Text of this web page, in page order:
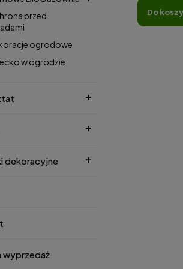
przed
ogrodowe
w ogrodzie
dekoracyjne
wyprzedaż
do